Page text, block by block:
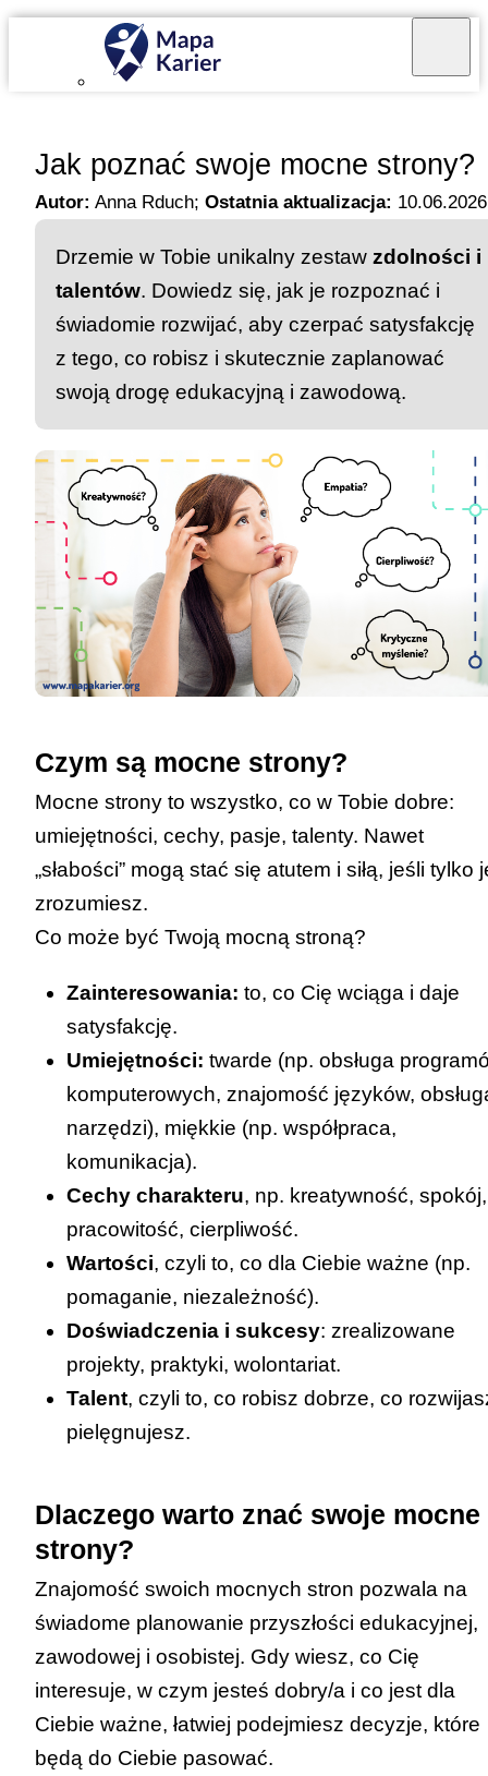
Jak poznać swoje mocne strony?
Autor: Anna Rduch; Ostatnia aktualizacja: 10.06.2026
Drzemie w Tobie unikalny zestawzdolności i
talentów. Dowiedz się, jak je rozpoznać i
świadomie rozwijać, aby czerpać satysfakcję
z tego, co robisz i skutecznie zaplanować
swoją drogę edukacyjną i zawodową.
Czym są mocne strony?
Mocne strony to wszystko, co w Tobie dobre:
umiejętności, cechy, pasje, talenty. Nawet
„słabości” mogą stać się atutem i siłą, jeśli tylko
zrozumiesz.
Co może być Twoją mocną stroną?
Zainteresowania: to, co Cię wciąga i daje
satysfakcję.
Umiejętności: twarde (np. obsługa
komputerowych, znajomość języków,
narzędzi), miękkie (np. współpraca,
komunikacja).
Cechy charakteru, np. kreatywność, spokój,
pracowitość, cierpliwość.
Wartości, czyli to, co dla Ciebie ważne (np.
pomaganie, niezależność).
Doświadczenia i sukcesy: zrealizowane
projekty, praktyki, wolontariat.
Talent, czyli to, co robisz dobrze, co
pielęgnujesz.
Dlaczego warto znać swoje mocne
strony?
Znajomość swoich mocnych stron pozwala na
świadome planowanie przyszłości edukacyjnej,
zawodowej i osobistej. Gdy wiesz, co Cię
interesuje, w czym jesteś dobry/a i co jest dla
Ciebie ważne, łatwiej podejmiesz decyzje, które
będą do Ciebie pasować.